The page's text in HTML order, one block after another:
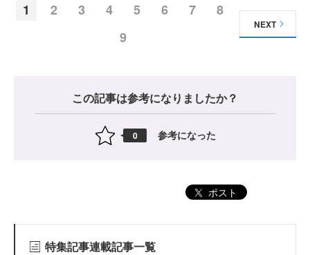
1 2 3 4 5 6 7
8
9
NEXT
この記事は参考になりましたか？
0 参考になった
ポスト
特集記事連載記事一覧